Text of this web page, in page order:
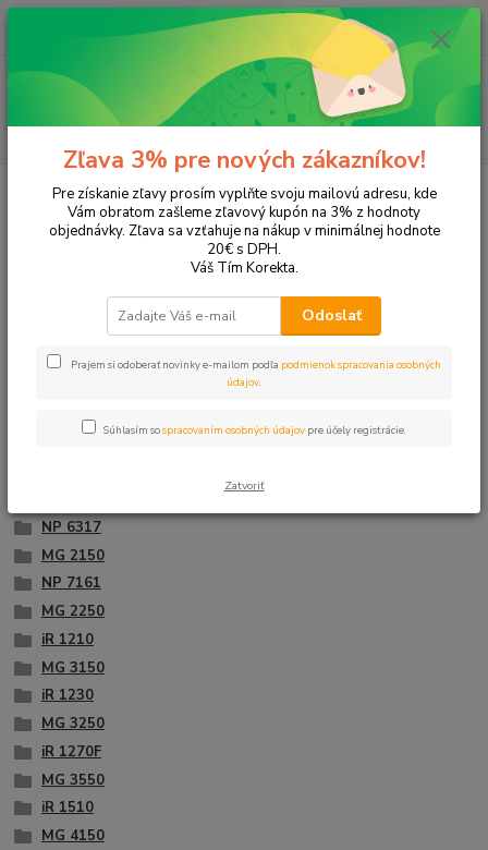
Menu
Hľadať
ks
za 0,00 EUR
Tonery a náplne do tlačiarní Canon
Tonery a náplne Canon
ponuke nájdete originálne tonery Canon, kompatibilné tonery a
náplne do tlačiarní vysokej kvality.
Vyberte radu tlačiarne:
037/7418 790, 0905 615 831,korekta@korekta.sk
NP 6317
MG 2150
NP 7161
MG 2250
iR 1210
MG 3150
iR 1230
MG 3250
iR 1270F
MG 3550
iR 1510
MG 4150
Zľava 3% pre nových zákazníkov!
Pre získanie zľavy prosím vyplňte svoju mailovú adresu, kde
Vám obratom zašleme zľavový kupón na 3% z hodnoty
objednávky. Zľava sa vzťahuje na nákup v minimálnej hodnote
20€ s DPH.
Váš Tím Korekta.
Odoslať
Prajem si odoberať novinky e-mailom podľa podmienok spracovania osobných
údajov.
Súhlasím sospracovaním osobných údajov pre účely registrácie.
Zatvoriť